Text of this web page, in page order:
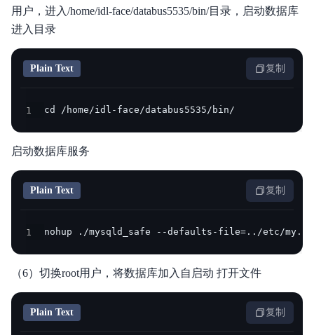
用户，进入/home/idl-face/databus5535/bin/目录，启动数据库
进入目录
Plain Text 复制
1 cd /home/idl-face/databus5535/bin/
启动数据库服务
Plain Text 复制
1 nohup ./mysqld_safe --defaults-file=../etc/
（6）切换root用户，将数据库加入自启动 打开文件
Plain Text 复制